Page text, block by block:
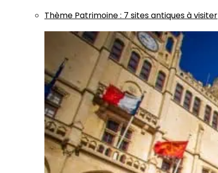
Thème Patrimoine: 7 sites antiques à visiter